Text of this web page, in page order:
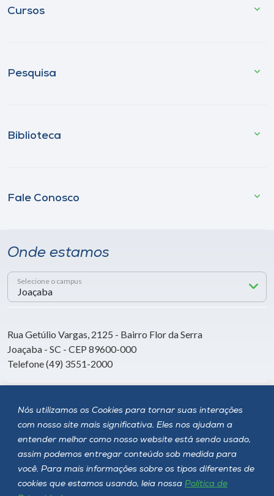
Nós utilizamos os Cookies para tornar suas interações
com nosso site mais significativa. Eles nos ajudam a
entender melhor como nosso website está sendo usado,
assim podemos entregar conteúdo sob medida para
você. Para mais informações sobre os tipos diferentes de
cookies que estamos usando, leia nossa Política de
Cursos
Pesquisa
Biblioteca
Fale Conosco
Onde estamos
Selecione o campus
Rua Getúlio Vargas, 2125 - Bairro Flor da Serra
Joaçaba - SC - CEP 89600-000
Telefone (49) 3551-2000
Siga a Unoesc